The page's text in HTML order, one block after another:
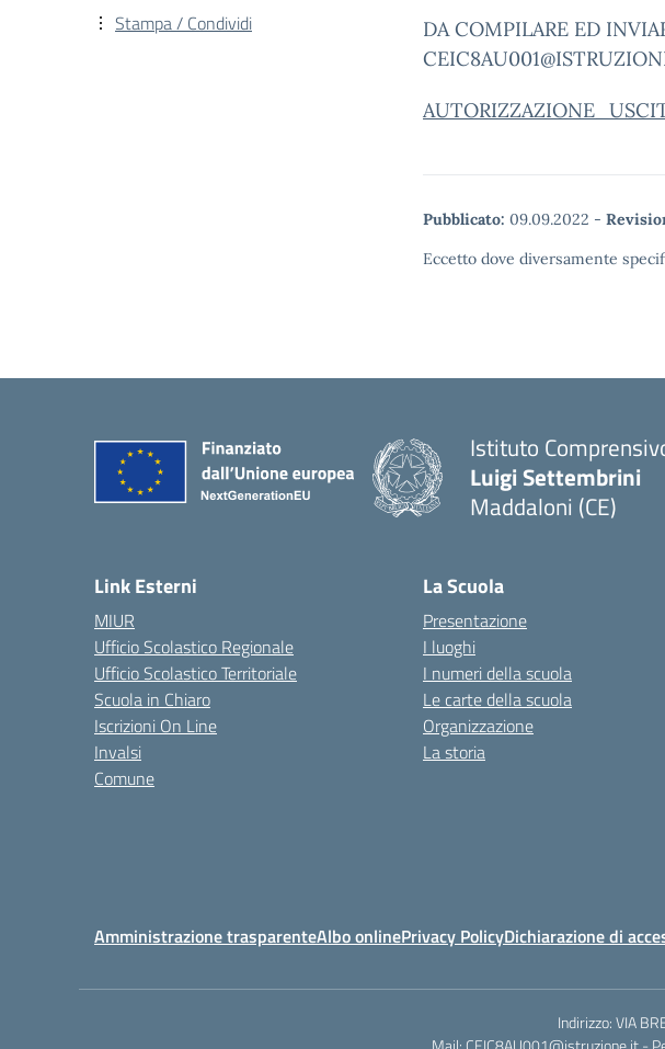
DA COMPILARE ED
Pubblicato: 09.09.2022 -
Eccetto dove diversamente
Stampa / Condividi
Istituto
Luigi Settembrini
Maddaloni (CE)
Link Esterni
MIUR
Ufficio Scolastico Regionale
Ufficio Scolastico Territoriale
Scuola in Chiaro
Iscrizioni On Line
Invalsi
Comune
La Scuola
Presentazione
I luoghi
I numeri della scuola
Le carte della scuola
Organizzazione
La storia
Amministrazione trasparenteAlbo onlinePrivacy PolicyDichiarazione di
Indirizzo: VIA